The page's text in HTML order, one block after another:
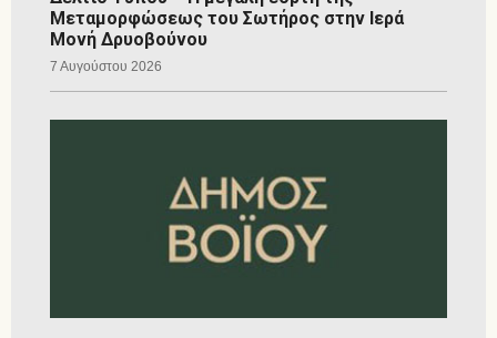
Μεταμορφώσεως του Σωτήρος στην Ιερά
Μονή Δρυοβούνου
7 Αυγούστου 2026